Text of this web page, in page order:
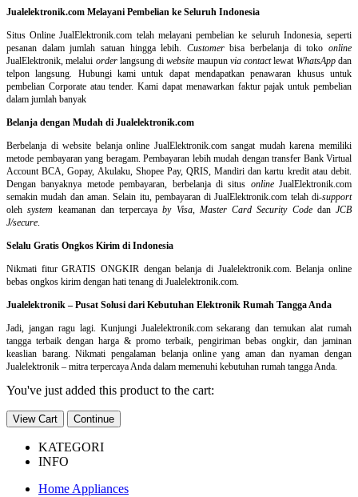
Jualelektronik.com Melayani Pembelian ke Seluruh Indonesia
Situs Online JualElektronik.com telah melayani pembelian ke seluruh Indonesia, seperti
pesanan dalam jumlah satuan hingga lebih. Customerbisa berbelanja di tokoonline
JualElektronik, melalui orderlangsung diwebsite maupun via contactlewat WhatsAppdan
telpon langsung. Hubungi kami untuk dapat mendapatkan penawaran khusus untuk
pembelian Corporate atau tender. Kami dapat menawarkan faktur pajak untuk pembelian
dalam jumlah banyak
Belanja dengan Mudah di Jualelektronik.com
Berbelanja diwebsite belanja online JualElektronik.com sangat mudah karena memiliki
metode pembayaran yang beragam. Pembayaran lebih mudah dengan transfer Bank Virtual
Account BCA, Gopay, Akulaku, Shopee Pay, QRIS, Mandiri dan kartu kredit atau debit.
Dengan banyaknya metode pembayaran, berbelanja di situs onlineJualElektronik.com
semakin mudah dan aman. Selain itu, pembayaran di JualElektronik.com telah di-support
olehsystem keamanan dan terpercayaby Visa, Master Card Security Codedan JCB
J/secure.
Selalu Gratis Ongkos Kirim di Indonesia
Nikmati fitur GRATIS ONGKIR dengan belanja di Jualelektronik.com. Belanja online
bebas ongkos kirim dengan hati tenang di Jualelektronik.com.
Jualelektronik – Pusat Solusi dari Kebutuhan Elektronik Rumah Tangga Anda
Jadi, jangan ragu lagi. Kunjungi Jualelektronik.com sekarang dan temukan alat rumah
tangga terbaik dengan harga & promo terbaik, pengiriman bebas ongkir, dan jaminan
keaslian barang. Nikmati pengalaman belanja online yang aman dan nyaman dengan
Jualelektronik – mitra terpercaya Anda dalam memenuhi kebutuhan rumah tangga Anda.
You've just added this product to the cart:
View Cart Continue
KATEGORI
INFO
Home Appliances